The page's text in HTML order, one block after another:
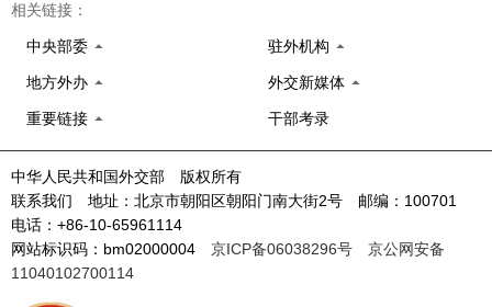
相关链接：
中央部委 驻外机构
地方外办 外交新媒体
重要链接 干部考录
中华人民共和国外交部 版权所有
联系我们 地址：北京市朝阳区朝阳门南大街2号 邮编：100701
电话：+86-10-65961114
网站标识码：bm02000004 京ICP备06038296号
京公网安备
11040102700114